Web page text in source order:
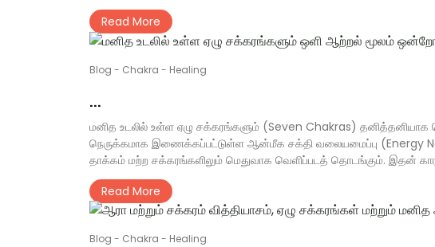
Read More
Blog - Chakra - Healing
...
மனித உடலில் உள்ள ஏழு சக்கரங்களும் (Seven Chakras)
நெருக்கமாக இணைக்கப்பட்டுள்ள ஆன்மீக சக்தி வலையமைப்பு (Energy
தாக்கம் மற்ற சக்கரங்களிலும் மெதுவாக வெளிப்படத் தொடங்கும். இதன்
Read More
Blog - Chakra - Healing